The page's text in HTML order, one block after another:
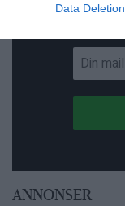
Data Deletion
ANNONSER